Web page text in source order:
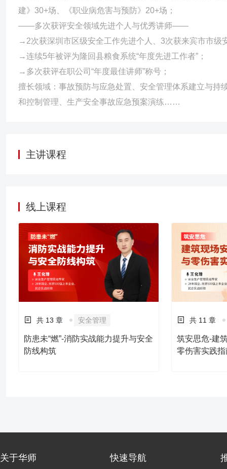
建》30+场、《职业病危害与预防》20+场；
——多次获评安全领域先进个人与优秀讲师——
→2次获深圳市区级安全工作先进个人、3次获来宾市市级
→连续5年被评为隆回县粮食系统“年度先进工作者”；
→多次获评在职公司“年度最佳讲师”称号；
擅长领域：事故预防与应急处置、安全管理体系建立与
和控制管理、生产安全事故应急预案演练……
主讲课程
线上课程
共 13 章 安全管理
防患未“燃”-消防实战能力提升与安全
防线构筑
共 11 章
筑安思危-建
零伤害实践指
关于华师 快速导航